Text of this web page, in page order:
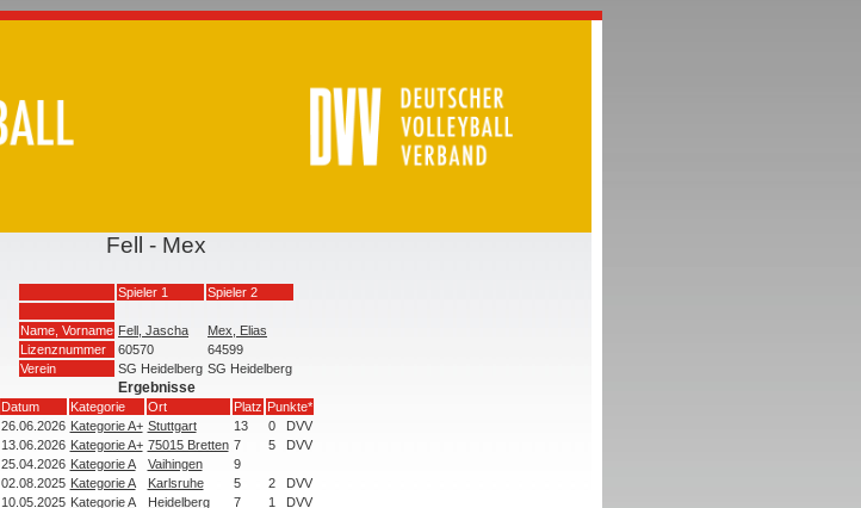
Fell - Mex
Spieler 1 Spieler 2
Name, Vorname Fell, Jascha
Mex, Elias
Lizenznummer
60570
64599
Verein
SG Heidelberg SG Heidelberg
Ergebnisse
Datum Kategorie Ort Platz Punkte*
26.06.2026 Kategorie A+ Stuttgart 13 0
DVV
13.06.2026 Kategorie A+ 75015 Bretten 7 5
DVV
25.04.2026 Kategorie A Vaihingen
9
02.08.2025 Kategorie A Karlsruhe 5 2
DVV
10.05.2025 Kategorie A Heidelberg 7 1
DVV